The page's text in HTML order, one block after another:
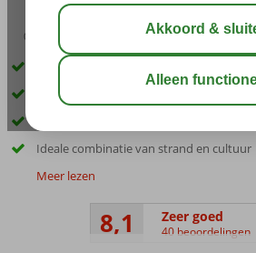
03:45 aug 32°C
Inclusief huurauto
Gelegen in Rhodos-Stad
Ideale combinatie van strand en cultuur
Meer lezen
8,1 Zeer goed
40 beoordelingen